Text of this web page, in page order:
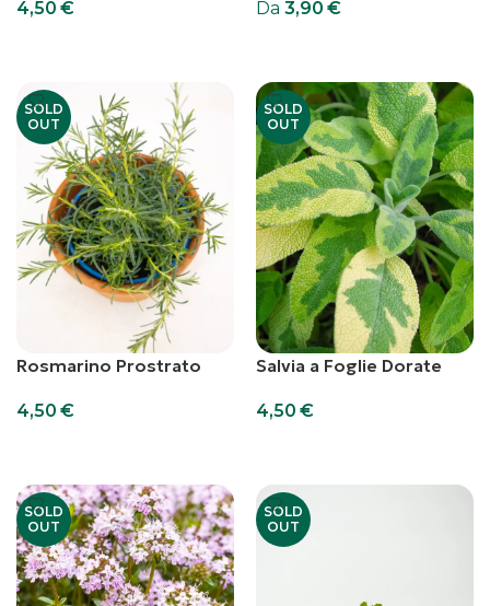
4,50 € Da 3,90 €
SOLD
OUT
Rosmarino Prostrato
4,50 €
SOLD
OUT
Salvia a Foglie Dorate
4,50 €
SOLD
OUT
SOLD
OUT